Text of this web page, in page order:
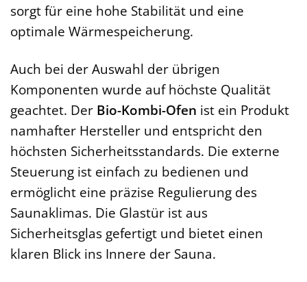
sorgt für eine hohe Stabilität und eine
optimale Wärmespeicherung.
Auch bei der Auswahl der übrigen
Komponenten wurde auf höchste Qualität
geachtet. Der Bio-Kombi-Ofen ist ein Produkt
namhafter Hersteller und entspricht den
höchsten Sicherheitsstandards. Die externe
Steuerung ist einfach zu bedienen und
ermöglicht eine präzise Regulierung des
Saunaklimas. Die Glastür ist aus
Sicherheitsglas gefertigt und bietet einen
klaren Blick ins Innere der Sauna.